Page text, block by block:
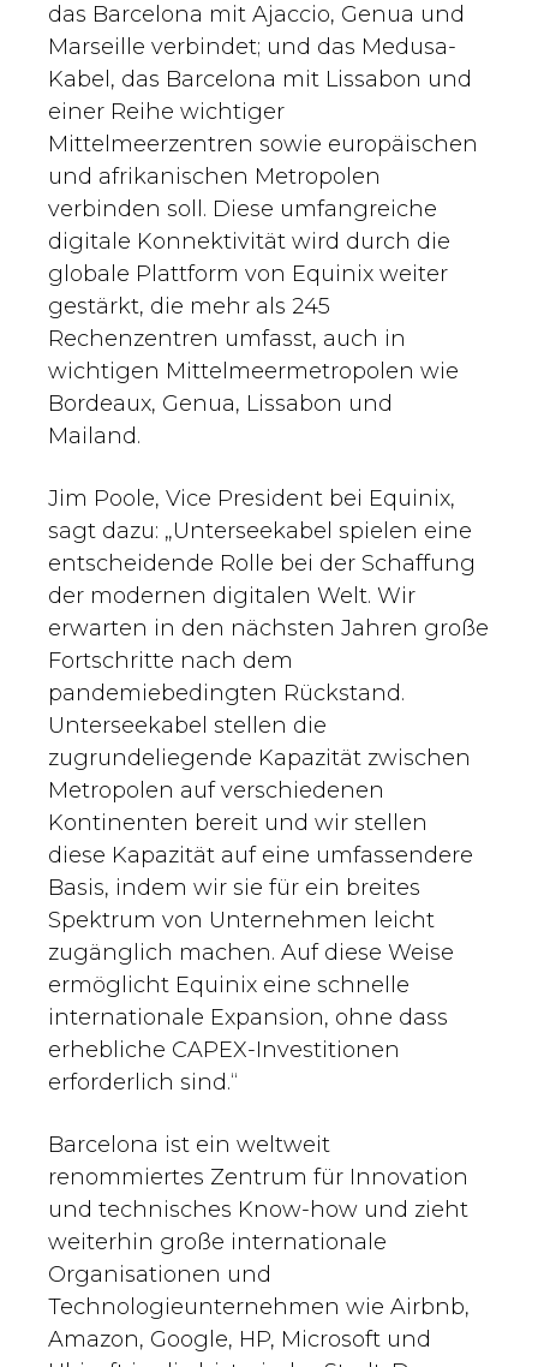
das Barcelona mit Ajaccio, Genua und
Marseille verbindet; und das Medusa-
Kabel, das Barcelona mit Lissabon und
einer Reihe wichtiger
Mittelmeerzentren sowie europäischen
und afrikanischen Metropolen
verbinden soll. Diese umfangreiche
digitale Konnektivität wird durch die
globale Plattform von Equinix weiter
gestärkt, die mehr als 245
Rechenzentren umfasst, auch in
wichtigen Mittelmeermetropolen wie
Bordeaux, Genua, Lissabon und
Mailand.
Jim Poole, Vice President bei Equinix,
sagt dazu: „Unterseekabel spielen eine
entscheidende Rolle bei der Schaffung
der modernen digitalen Welt. Wir
erwarten in den nächsten Jahren große
Fortschritte nach dem
pandemiebedingten Rückstand.
Unterseekabel stellen die
zugrundeliegende Kapazität zwischen
Metropolen auf verschiedenen
Kontinenten bereit und wir stellen
diese Kapazität auf eine umfassendere
Basis, indem wir sie für ein breites
Spektrum von Unternehmen leicht
zugänglich machen. Auf diese Weise
ermöglicht Equinix eine schnelle
internationale Expansion, ohne dass
erhebliche CAPEX-Investitionen
erforderlich sind.“
Barcelona ist ein weltweit
renommiertes Zentrum für Innovation
und technisches Know-how und zieht
weiterhin große internationale
Organisationen und
Technologieunternehmen wie Airbnb,
Amazon, Google, HP, Microsoft und